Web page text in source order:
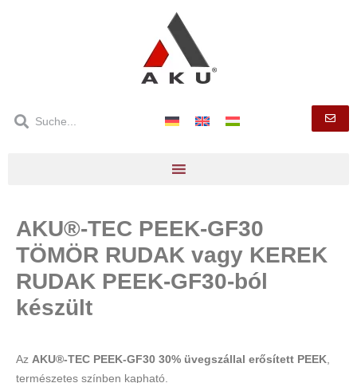
AKU®-TEC PEEK-GF30
TÖMÖR RUDAK vagy KEREK
RUDAK PEEK-GF30-ból
készült
Az AKU®-TEC PEEK-GF30 30% üvegszállal erősített PEEK,
természetes színben kapható.